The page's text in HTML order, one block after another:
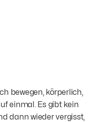
bewegen, körperlich,
einmal. Es gibt kein
dann wieder vergisst,